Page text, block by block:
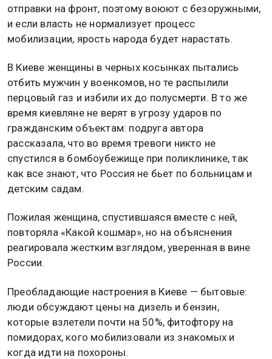
отправки на фронт, поэтому воюют с безоружными,
и если власть не нормализует процесс
мобилизации, ярость народа будет нарастать.
В Киеве женщины в черных косынках пытались
отбить мужчин у военкомов, но те распылили
перцовый газ и избили их до полусмерти. В то же
время киевляне не верят в угрозу ударов по
гражданским объектам: подруга автора
рассказала, что во время тревоги никто не
спустился в бомбоубежище при поликлинике, так
как все знают, что Россия не бьет по больницам и
детским садам.
Пожилая женщина, спустившаяся вместе с ней,
повторяла «Какой кошмар», но на объяснения
реагировала жестким взглядом, уверенная в вине
России.
Преобладающие настроения в Киеве — бытовые:
люди обсуждают цены на дизель и бензин,
которые взлетели почти на 50%, фитофтору на
помидорах, кого мобилизовали из знакомых и
когда идти на похороны.